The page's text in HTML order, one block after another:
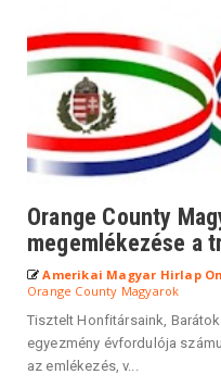
Orange County
megemlékezése a
Amerikai Magyar Hirlap
Orange County Magyarok
Tisztelt Honfitársaink,
egyezmény évfordulója
az emlékezés, v...